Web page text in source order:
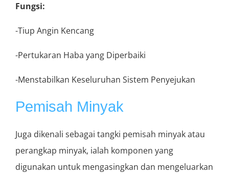
Fungsi:
-Tiup Angin Kencang
-Pertukaran Haba yang Diperbaiki
-Menstabilkan Keseluruhan Sistem Penyejukan
Pemisah Minyak
Juga dikenali sebagai tangki pemisah minyak atau
perangkap minyak, ialah komponen yang
digunakan untuk mengasingkan dan mengeluarkan